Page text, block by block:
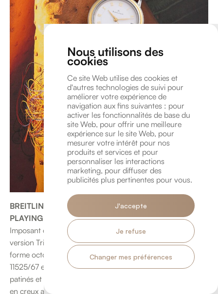
Nous utilisons des
cookies
Ce site Web utilise des cookies et
d'autres technologies de suivi pour
améliorer votre expérience de
navigation aux fins suivantes : pour
activer les fonctionnalités de base du
site Web, pour offrir une meilleure
expérience sur le site Web, pour
mesurer votre intérêt pour nos
produits et services et pour
personnaliser les interactions
marketing, pour diffuser des
publicités plus pertinentes pour vous.
J'accepte
Je refuse
Changer mes préférences
BREITLING (CHRONOGRAPHE NAVITIMER / LONG
PLAYING TRI-COMPAX RÉF. 0816), vers 1968
Imposant chronographe de pilote à grande ouverture
version Tri-Compax « Flying Pizza ». Boîtier en acier de
forme octogonale à fond vissé (marquages DDE-BR-
11525/67 et 1245809). Cadran noir à index bâton tritium
patinés et aiguilles squelette luminescents. Trois compteurs
en creux argentés : à 3h les minutes, petite seconde à 9h,